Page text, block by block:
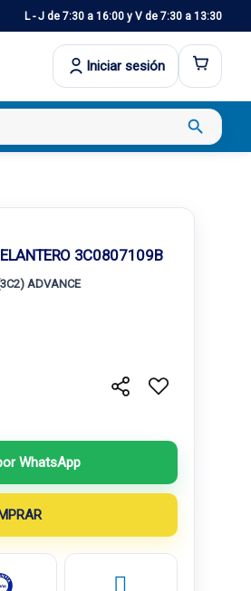
L - J de 7:30 a 16:00 y V de 7:30 a 13:30
Iniciar sesión
search
3C0807109B
ADVANCE
WhatsApp